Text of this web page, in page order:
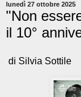
lunedì 27 ottobre 2025
"Non
il 10°
di Silvia Sottile